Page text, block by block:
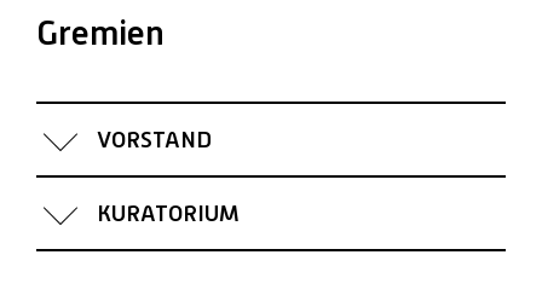
Gremien
VORSTAND
KURATORIUM